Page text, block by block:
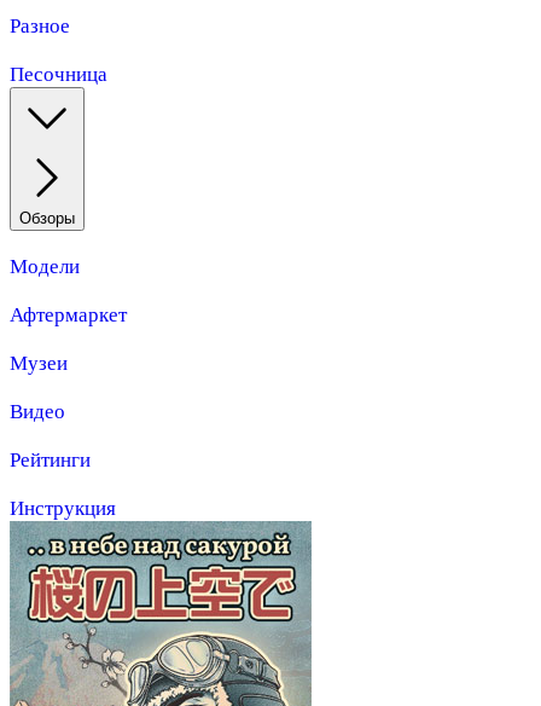
Разное
Песочница
Обзоры
Модели
Афтермаркет
Музеи
Видео
Рейтинги
Инструкция